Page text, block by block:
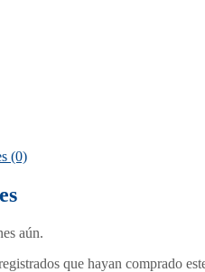
(0)
aún.
que hayan comprado